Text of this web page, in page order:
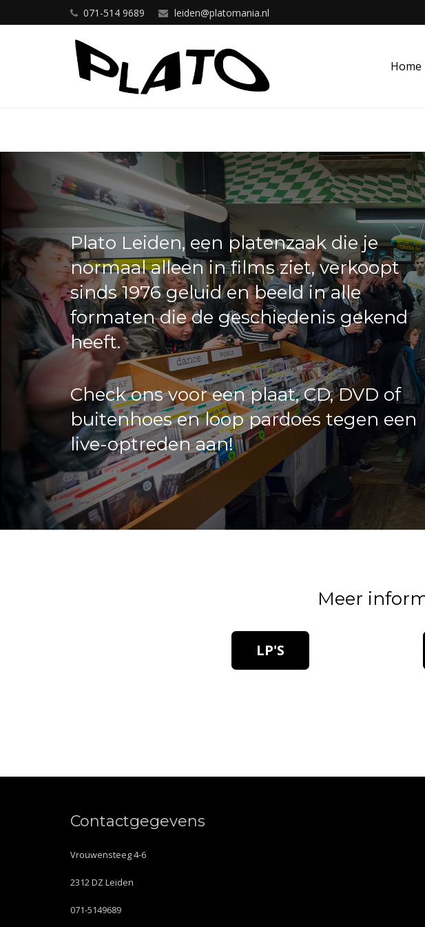
071-514 9689 leiden@platomania.nl
Home
Plato Leiden, een platenzaak die je
normaal alleen in films ziet, verkoopt
sinds 1976 geluid en beeld in alle
formaten die de geschiedenis gekend
heeft.
Check ons voor een plaat, CD, DVD of
buitenhoes en loop pardoes tegen een
live-optreden aan!
Meer
LP'S
Contactgegevens
Vrouwensteeg 4-6
2312 DZ Leiden
071-5149689